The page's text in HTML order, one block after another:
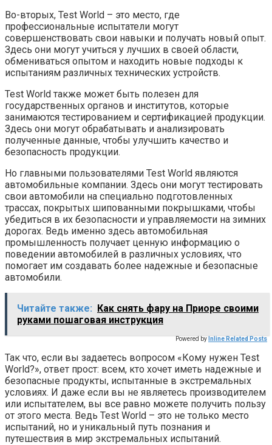
Во-вторых, Test World – это место, где
профессиональные испытатели могут
совершенствовать свои навыки и получать новый опыт.
Здесь они могут учиться у лучших в своей области,
обмениваться опытом и находить новые подходы к
испытаниям различных технических устройств.
Test World также может быть полезен для
государственных органов и институтов, которые
занимаются тестированием и сертификацией продукции.
Здесь они могут обрабатывать и анализировать
полученные данные, чтобы улучшить качество и
безопасность продукции.
Но главными пользователями Test World являются
автомобильные компании. Здесь они могут тестировать
свои автомобили на специально подготовленных
трассах, покрытых шипованными покрышками, чтобы
убедиться в их безопасности и управляемости на зимних
дорогах. Ведь именно здесь автомобильная
промышленность получает ценную информацию о
поведении автомобилей в различных условиях, что
помогает им создавать более надежные и безопасные
автомобили.
Читайте также: Как снять фару на Приоре своими
руками пошаговая инструкция
Powered by Inline Related Posts
Так что, если вы задаетесь вопросом «Кому нужен Test
World?», ответ прост: всем, кто хочет иметь надежные и
безопасные продукты, испытанные в экстремальных
условиях. И даже если вы не являетесь производителем
или испытателем, вы все равно можете получить пользу
от этого места. Ведь Test World – это не только место
испытаний, но и уникальный путь познания и
путешествия в мир экстремальных испытаний.